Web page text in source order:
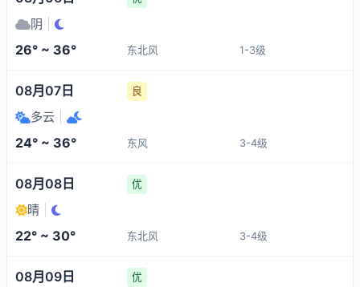
阴
26° ~ 36° 东北风 1-3级
08月07日 良
多云
24° ~ 36° 东风 3-4级
08月08日 优
晴
22° ~ 30° 东北风 3-4级
08月09日 优